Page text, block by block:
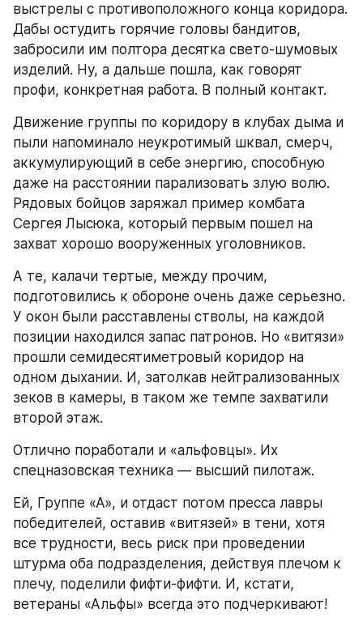
выстрелы с противоположного конца коридора.
Дабы остудить горячие головы бандитов,
забросили им полтора десятка свето-шумовых
изделий. Ну, а дальше пошла, как говорят
профи, конкретная работа. В полный контакт.
Движение группы по коридору в клубах дыма и
пыли напоминало неукротимый шквал, смерч,
аккумулирующий в себе энергию, способную
даже на расстоянии парализовать злую волю.
Рядовых бойцов заряжал пример комбата
Сергея Лысюка, который первым пошел на
захват хорошо вооруженных уголовников.
А те, калачи тертые, между прочим,
подготовились к обороне очень даже серьезно.
У окон были расставлены стволы, на каждой
позиции находился запас патронов. Но «витязи»
прошли семидесятиметровый коридор на
одном дыхании. И, затолкав нейтрализованных
зеков в камеры, в таком же темпе захватили
второй этаж.
Отлично поработали и «альфовцы». Их
спецназовская техника — высший пилотаж.
Ей, Группе «А», и отдаст потом пресса лавры
победителей, оставив «витязей» в тени, хотя
все трудности, весь риск при проведении
штурма оба подразделения, действуя плечом к
плечу, поделили фифти-фифти. И, кстати,
ветераны «Альфы» всегда это подчеркивают!